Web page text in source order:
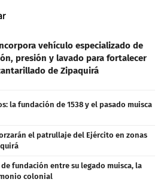
vehículo especializado de
presión y lavado para fortalecer
de Zipaquirá
la fundación de 1538 y el pasado muisca
el patrullaje del Ejército en zonas
fundación entre su legado muisca, la
colonial